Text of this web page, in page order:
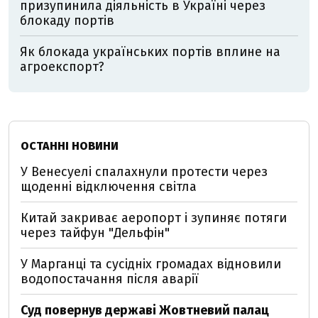
призупинила діяльність в Україні через
блокаду портів
Як блокада українських портів вплине на
агроекспорт?
ОСТАННІ НОВИНИ
У Венесуелі спалахнули протести через
щоденні відключення світла
Китай закриває аеропорт і зупиняє потяги
через тайфун "Дельфін"
У Марганці та сусідніх громадах відновили
водопостачання після аварії
Суд повернув державі Жовтневий палац